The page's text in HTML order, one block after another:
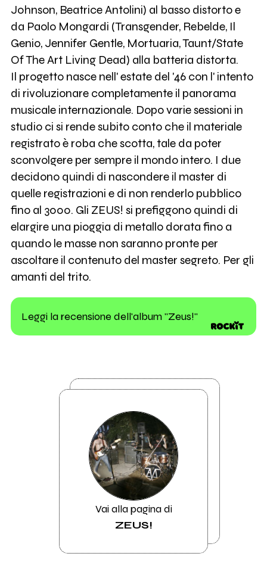
Johnson, Beatrice Antolini) al basso distorto e
da Paolo Mongardi (Transgender, Rebelde, Il
Genio, Jennifer Gentle, Mortuaria, Taunt/State
Of The Art Living Dead) alla batteria distorta.
Il progetto nasce nell' estate del '46 con l' intento
di rivoluzionare completamente il panorama
musicale internazionale. Dopo varie sessioni in
studio ci si rende subito conto che il materiale
registrato è roba che scotta, tale da poter
sconvolgere per sempre il mondo intero. I due
decidono quindi di nascondere il master di
quelle registrazioni e di non renderlo pubblico
fino al 3000. Gli ZEUS! si prefiggono quindi di
elargire una pioggia di metallo dorata fino a
quando le masse non saranno pronte per
ascoltare il contenuto del master segreto. Per gli
amanti del trito.
Leggi la recensione dell'album "Zeus!"
Vai alla pagina di
ZEUS!